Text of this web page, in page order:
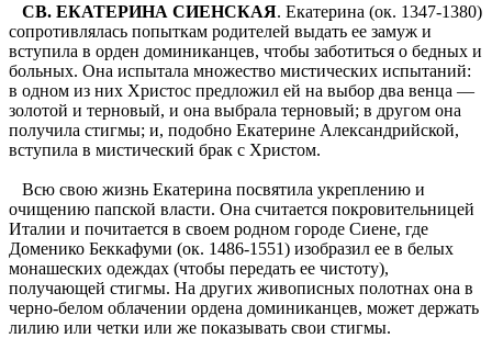
СВ. ЕКАТЕРИНА СИЕНСКАЯ. Екатерина (ок. 1347-1380)
сопротивлялась попыткам родителей выдать ее замуж и
вступила в орден доминиканцев, чтобы заботиться о бедных и
больных. Она испытала множество мистических испытаний:
в одном из них Христос предложил ей на выбор два венца —
золотой и терновый, и она выбрала терновый; в другом она
получила стигмы; и, подобно Екатерине Александрийской,
вступила в мистический брак с Христом.
Всю свою жизнь Екатерина посвятила укреплению и
очищению папской власти. Она считается покровительницей
Италии и почитается в своем родном городе Сиене, где
Доменико Беккафуми (ок. 1486-1551) изобразил ее в белых
монашеских одеждах (чтобы передать ее чистоту),
получающей стигмы. На других живописных полотнах она в
черно-белом облачении ордена доминиканцев, может держать
лилию или четки или же показывать свои стигмы.